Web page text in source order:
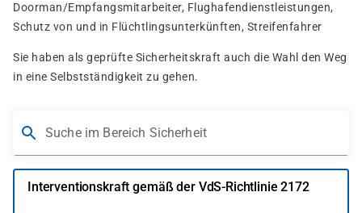
Doorman/Empfangsmitarbeiter, Flughafendienstleistungen,
Schutz von und in Flüchtlingsunterkünften, Streifenfahrer
Sie haben als geprüfte Sicherheitskraft auch die Wahl den Weg
in eine Selbstständigkeit zu gehen.
Suche im Bereich Sicherheit
Interventionskraft gemäß der VdS-Richtlinie 2172